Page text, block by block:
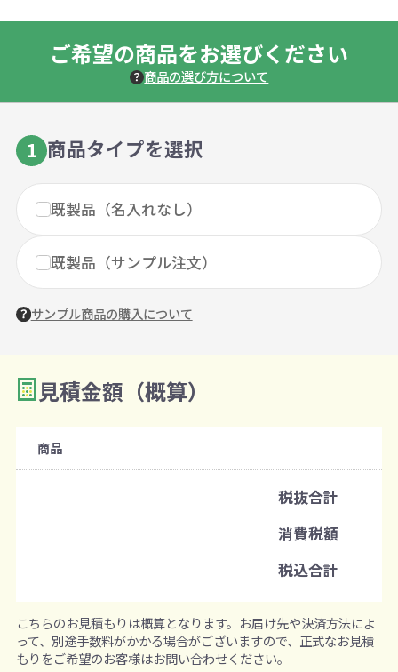
ご希望の商品をお選びください
商品の選び方について
1 商品タイプを選択
既製品（名入れなし）
既製品（サンプル注文）
サンプル商品の購入について
2 数量を入力
購入条件
見積金額（概算）
商品
税抜合計
消費税額
税込合計
こちらのお見積もりは概算となります。お届け先や決済方法によ
って、別途手数料がかかる場合がございますので、正式なお見積
もりをご希望のお客様はお問い合わせください。